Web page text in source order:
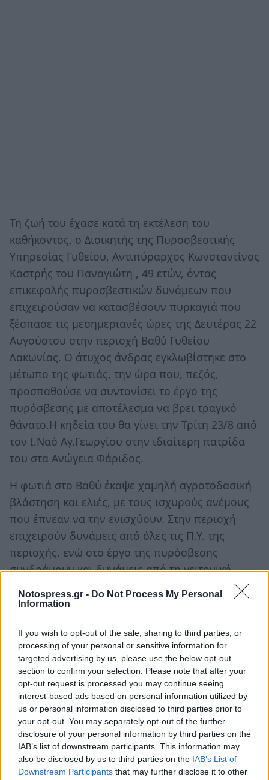
Notospress.gr - Do Not Process My Personal
Information
If you wish to opt-out of the sale, sharing to third parties, or
processing of your personal or sensitive information for
targeted advertising by us, please use the below opt-out
section to confirm your selection. Please note that after your
opt-out request is processed you may continue seeing
interest-based ads based on personal information utilized by
us or personal information disclosed to third parties prior to
your opt-out. You may separately opt-out of the further
disclosure of your personal information by third parties on the
IAB’s list of downstream participants. This information may
also be disclosed by us to third parties on the IAB’s List of
Downstream Participants that may further disclose it to other
Τη ζωή του έχασε κατά τη εκτέλεση του
καθήκοντος, ο Διοικητής της Πυροσβεστικής
Υπηρεσίας Γυθείου, Αντιπύραρχος Κωνσταντίνος
Καστρής του Παναγιώτη , 49 ετών, όντας
επικεφαλής πυροσβεστικών δυνάμεων που
επιχειρούσαν να κατασβέσουν πυρκαγιά που
ξέσπασε τις μεσημεριανές ώρες της Δευτέρας 22
Αυγούστου στην περιοχή Βαθύ Γυθείου
Λακωνίας. Ο άτυχος άνδρας εγκλωβίστηκε στο
μέτωπο της φωτιάς, την ώρα που, πεζός,
προσπαθούσε να συντονίσει το έργο της
πυρόσβεσης με αποτέλεσμα να βρει τραγικό
θάνατο.Η κηδεία του θα γίνει την Τρίτη 23/8 από
τον Ι.Ναό Αγ.Γεωργίου στην ιδιαίτερη πατρίδα
του στα Ανώγεια Φάριδος.
Η φωτιά στο Βαθύ έκαψε χαμηλή αγροτοδασική
βλάστηση και ελιές, με τους ισχυρούς ανέμους
που έπνεαν να την ενισχύουν. Στην περιοχή
επιχειρούν δυνάμεις από όλες τις Π.Υ. της
περιοχής, ενώ στο έργο της πυρόσβεσης
συνδράμουν και δυνάμεις από τη γειτονική
έλεγχο με τη βοήθεια κι εναέριων δυνάμεων ενώ
όλη τη νύχτα ισχυρές επίγειες δυνάμεις θα
βρίσκονται σε επιφυλακή.
Φωτογραφίες: Τάκης Κούρος